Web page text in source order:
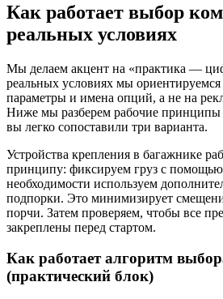
Как работает выбор
реальных условиях
Мы делаем акцент на «практика —
реальных условиях мы
параметры и имена опций, а не на
Ниже мы разберем рабочие принципы
вы легко сопоставили три варианта.
Устройства крепления в багажнике
принципу: фиксируем груз с помощью
необходимости используем
подпорки. Это минимизирует
порчи. Затем проверяем, чтобы все
закреплены перед стартом.
Как работает алгоритм
(практический блок)